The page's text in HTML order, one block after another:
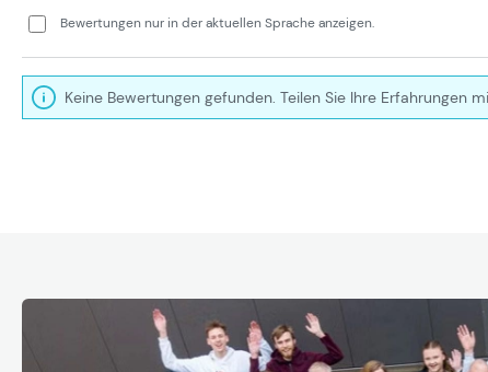
Bewertungen nur in der aktuellen Sprache anzeigen.
Keine Bewertungen gefunden. Teilen Sie Ihre Erfahrungen